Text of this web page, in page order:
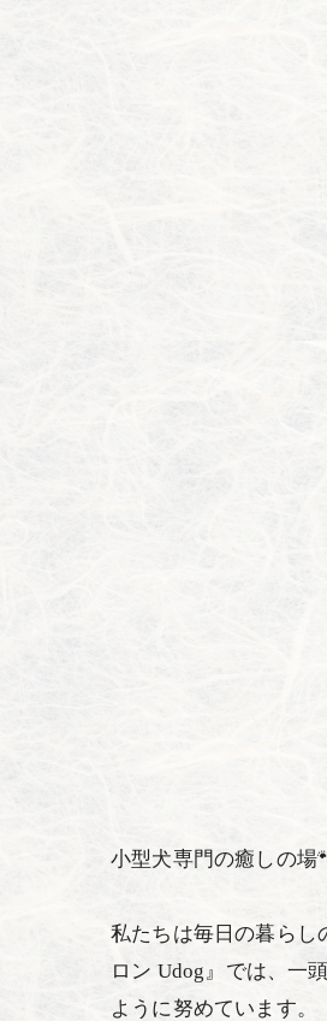
小型犬専門の癒しの場
私たちは毎日の暮らし
ロン Udog』では、一
ように努めています。